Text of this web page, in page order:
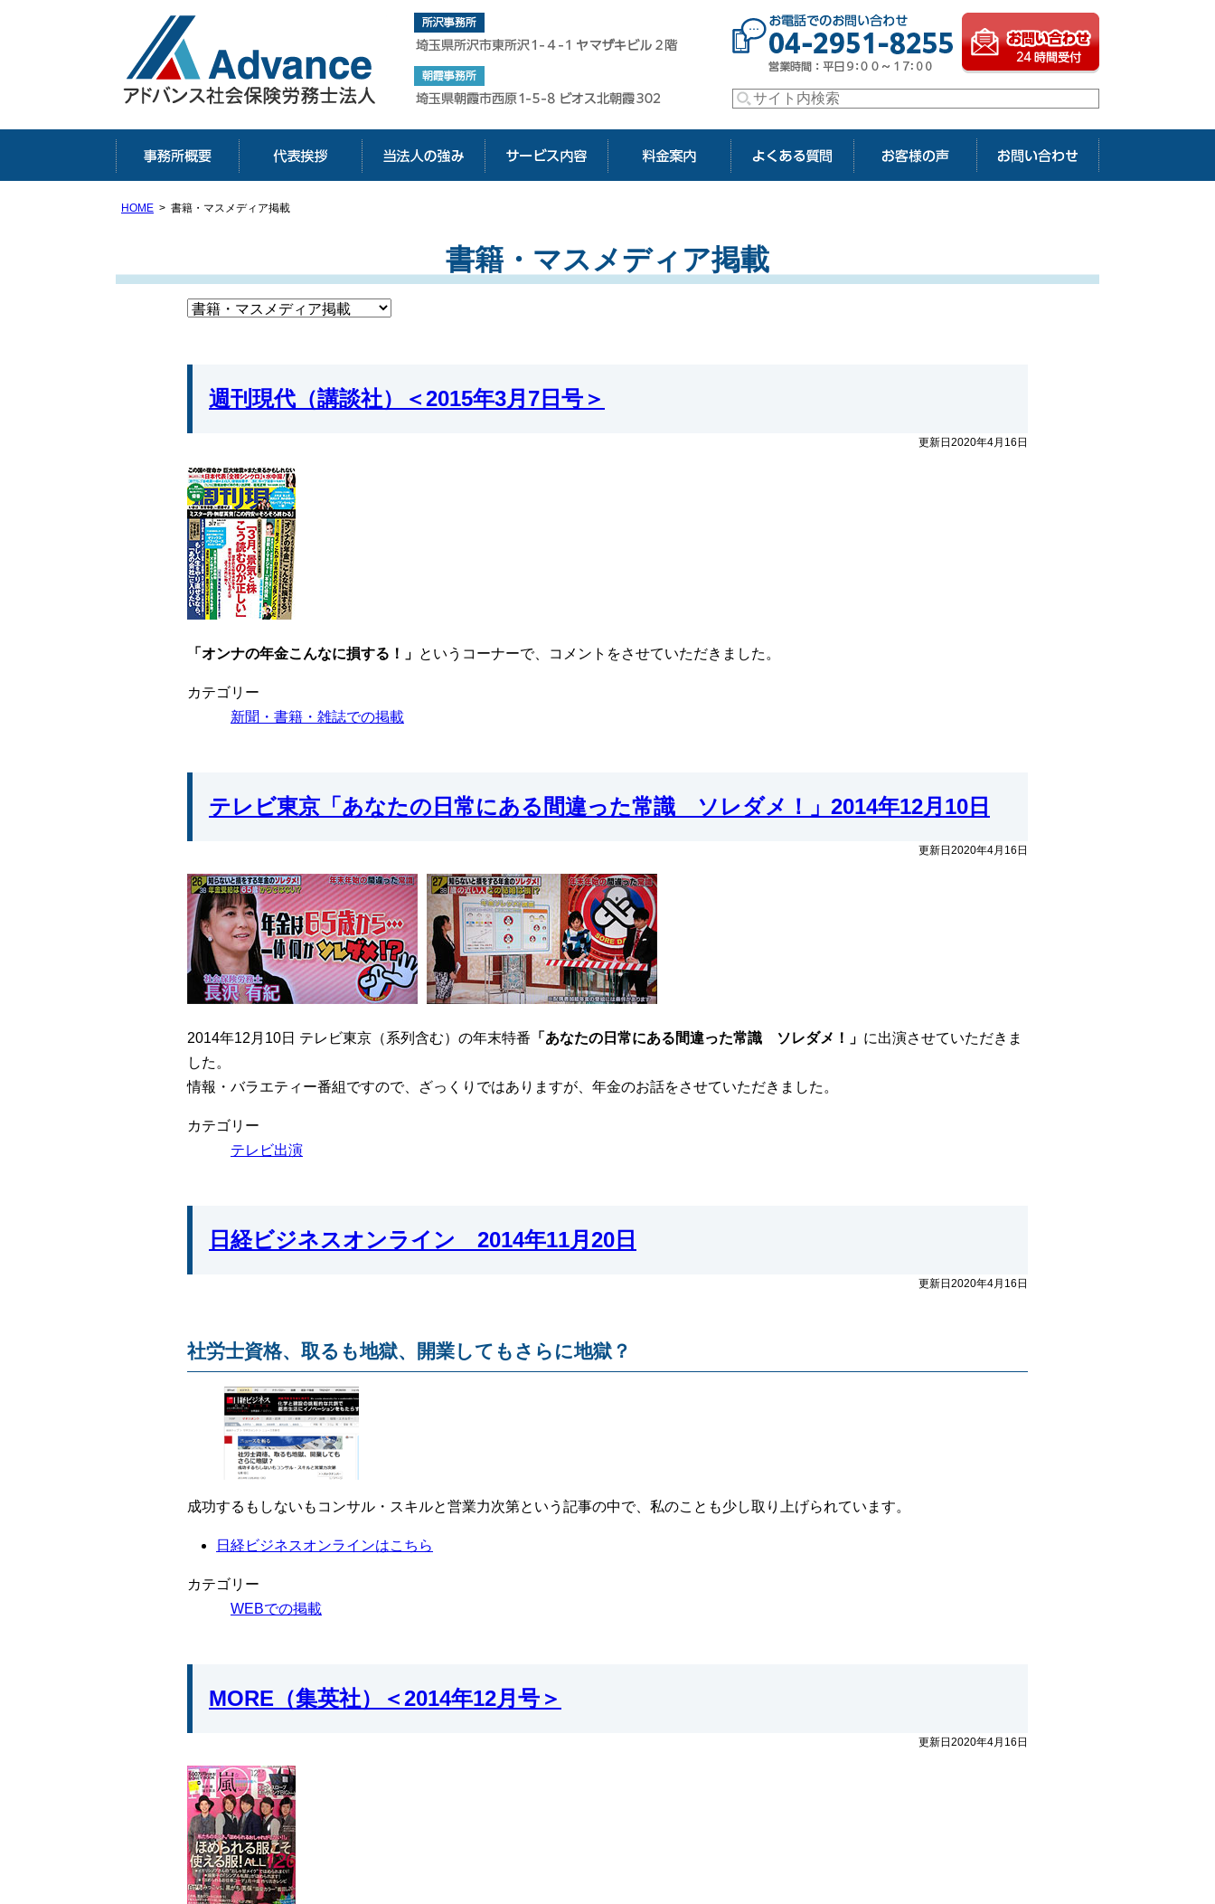
埼玉の社会保険労務士【アドバンス社会保険労務士法人】
埼玉県所沢市東所沢1-4-1 ヤマザキビル2階
HOME 書籍・マスメディア掲載
書籍・マスメディア掲載
週刊現代（講談社）＜2015年3月7日号＞
更新日2020年4月16日
「オンナの年金こんなに損する！」 というコーナーで、コメントをさせていただきました。
カテゴリー
新聞・書籍・雑誌での掲載
テレビ東京「あなたの日常にある間違った常識 ソレダメ！」2014年12月10日
更新日2020年4月16日
2014年12月10日 テレビ東京（系列含む）の年末特番 「あなたの日常にある間違った常識 ソレダメ！」 に出演させていただきま
した。
情報・バラエティー番組ですので、ざっくりではありますが、年金のお話をさせていただきました。
カテゴリー
テレビ出演
日経ビジネスオンライン 2014年11月20日
更新日2020年4月16日
社労士資格、取るも地獄、開業してもさらに地獄？
成功するもしないもコンサル・スキルと営業力次第という記事の中で、私のことも少し取り上げられています。
日経ビジネスオンラインはこちら
カテゴリー
WEBでの掲載
MORE（集英社）＜2014年12月号＞
更新日2020年4月16日